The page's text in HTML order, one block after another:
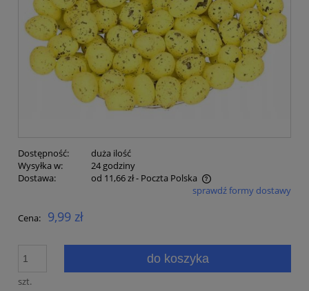
Dostępność:
duża ilość
Wysyłka w:
24 godziny
Dostawa:
od 11,66 zł- Poczta Polska
Cena nie zawiera ewentualnych kosztów płatnościsprawdź formy dostawy
Cena: 9,99 zł
szt.
do koszyka